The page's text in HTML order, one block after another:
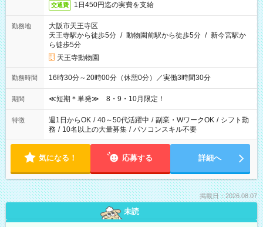
交通費 1日450円迄の実費を支給
勤務地
大阪市天王寺区
天王寺駅から徒歩5分 / 動物園前駅から徒歩5分 / 新今宮駅か
ら徒歩5分
天王寺動物園
勤務時間 16時30分～20時00分（休憩0分）／実働3時間30分
期間 ≪短期＊単発≫ 8・9・10月限定！
特徴 週1日からOK / 40～50代活躍中 / 副業・WワークOK / シフト勤
務 / 10名以上の大量募集 / パソコンスキル不要
気になる！ 応募する 詳細へ
掲載日：2026.08.07
未読